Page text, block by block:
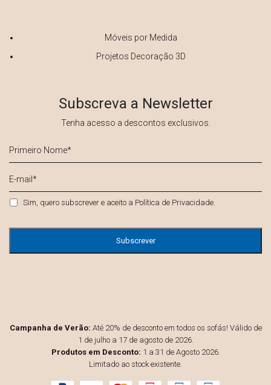
Móveis por Medida
Projetos Decoração 3D
Subscreva a Newsletter
Tenha acesso a descontos exclusivos.
Nome
*
mail
Privacidade *
Sim, quero subscrever e aceito a Política de Privacidade
Campanha de Verão: Até 20% de desconto em todos os sofás! Válido de
1 de julho a 17 de agosto de 2026.
Produtos em Desconto: 1 a 31 de Agosto 2026.
Limitado ao stock existente.